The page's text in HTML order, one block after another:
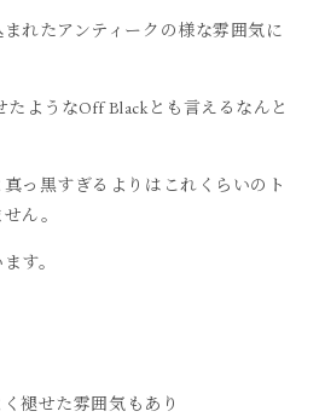
れたアンティークの様な雰囲気に
ようなOff Blackとも言えるなんと
っ黒すぎるよりはこれくらいのト
ん。
す。
褪せた雰囲気もあり